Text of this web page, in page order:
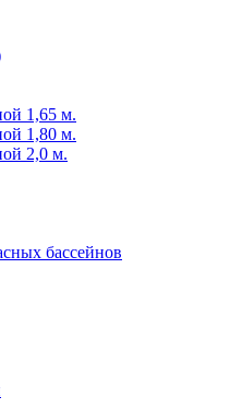
1,65 м.
1,80 м.
2,0 м.
бассейнов